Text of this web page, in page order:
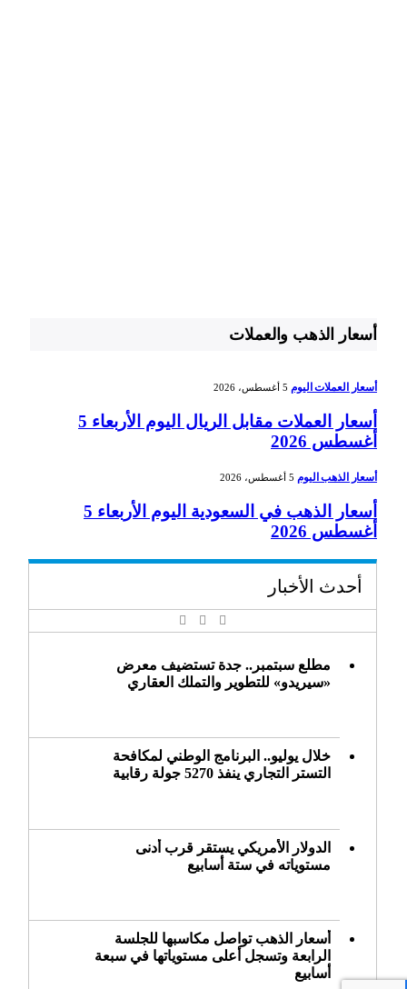
أسعار الذهب والعملات
أسعار العملات اليوم 5 أغسطس، 2026
أسعار العملات مقابل الريال اليوم الأربعاء 5
أغسطس 2026
أسعار الذهب اليوم 5 أغسطس، 2026
أسعار الذهب في السعودية اليوم الأربعاء 5
أغسطس 2026
أحدث الأخبار
مطلع سبتمبر.. جدة تستضيف معرض
«سيريدو» للتطوير والتملك العقاري
خلال يوليو.. البرنامج الوطني لمكافحة
التستر التجاري ينفذ 5270 جولة رقابية
الدولار الأمريكي يستقر قرب أدنى
مستوياته في ستة أسابيع
أسعار الذهب تواصل مكاسبها للجلسة
الرابعة وتسجل أعلى مستوياتها في سبعة
أسابيع